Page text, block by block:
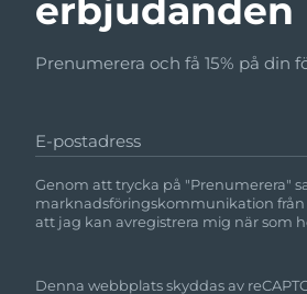
erbjudanden
Prenumerera och få 15% på din
E-postadress
Genom att trycka på "Prenumerera"
marknadsföringskommunikation från
att jag kan avregistrera mig när som
Denna webbplats skyddas av